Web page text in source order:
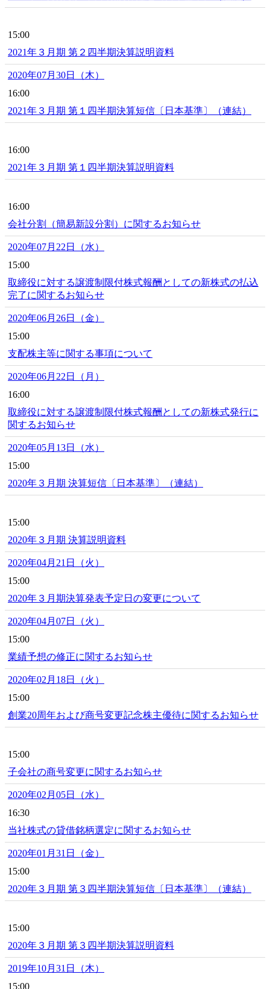
15:00
2021年３月期 第２四半期決算説明資料
2020年07月30日（木）
16:00
2021年３月期 第１四半期決算短信〔日本基準〕（連結）
16:00
2021年３月期 第１四半期決算説明資料
16:00
会社分割（簡易新設分割）に関するお知らせ
2020年07月22日（水）
15:00
取締役に対する譲渡制限付株式報酬としての新株式の払込
完了に関するお知らせ
2020年06月26日（金）
15:00
支配株主等に関する事項について
2020年06月22日（月）
16:00
取締役に対する譲渡制限付株式報酬としての新株式発行に
関するお知らせ
2020年05月13日（水）
15:00
2020年３月期 決算短信〔日本基準〕（連結）
15:00
2020年３月期 決算説明資料
2020年04月21日（火）
15:00
2020年３月期決算発表予定日の変更について
2020年04月07日（火）
15:00
業績予想の修正に関するお知らせ
2020年02月18日（火）
15:00
創業20周年および商号変更記念株主優待に関するお知らせ
15:00
子会社の商号変更に関するお知らせ
2020年02月05日（水）
16:30
当社株式の貸借銘柄選定に関するお知らせ
2020年01月31日（金）
15:00
2020年３月期 第３四半期決算短信〔日本基準〕（連結）
15:00
2020年３月期 第３四半期決算説明資料
2019年10月31日（木）
15:00